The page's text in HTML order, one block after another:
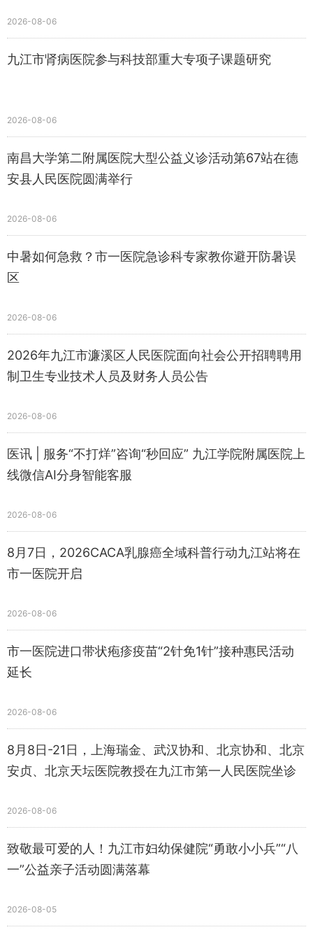
2026-08-06
九江市肾病医院参与科技部重大专项子课题研究
2026-08-06
南昌大学第二附属医院大型公益义诊活动第67站在德
安县人民医院圆满举行
2026-08-06
中暑如何急救？市一医院急诊科专家教你避开防暑误
区
2026-08-06
2026年九江市濂溪区人民医院面向社会公开招聘聘用
制卫生专业技术人员及财务人员公告
2026-08-06
医讯 | 服务“不打烊”咨询“秒回应” 九江学院附属医院上
线微信AI分身智能客服
2026-08-06
8月7日，2026CACA乳腺癌全域科普行动九江站将在
市一医院开启
2026-08-06
​市一医院进口带状疱疹疫苗“2针免1针”接种惠民活动
延长
2026-08-06
8月8日-21日，上海瑞金、武汉协和、北京协和、北京
安贞、北京天坛医院教授在九江市第一人民医院坐诊
2026-08-06
致敬最可爱的人！九江市妇幼保健院“勇敢小小兵”“八
一”公益亲子活动圆满落幕
2026-08-05